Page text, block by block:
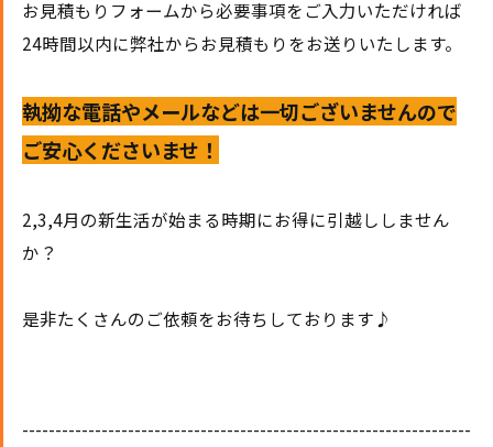
お見積もりフォームから必要事項をご入力いただければ
24時間以内に弊社からお見積もりをお送りいたします。
執拗な電話やメールなどは一切ございませんので
ご安心くださいませ！
2,3,4月の新生活が始まる時期にお得に引越ししません
か？
是非たくさんのご依頼をお待ちしております♪
--------------------------------------------------------------------